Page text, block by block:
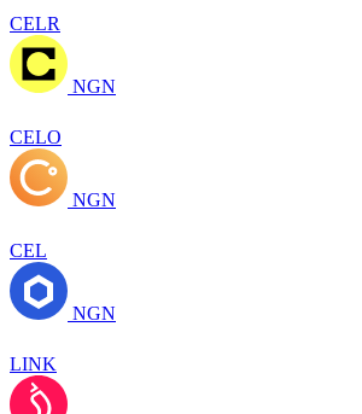
CELR
NGN
CELO
NGN
CEL
NGN
LINK